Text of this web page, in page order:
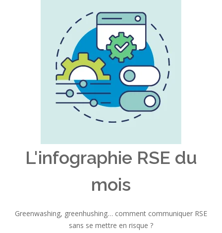
L'infographie RSE du
mois
Greenwashing, greenhushing… comment communiquer RSE
sans se mettre en risque ?